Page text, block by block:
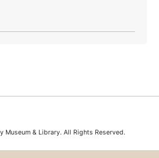
& Library. All Rights Reserved.